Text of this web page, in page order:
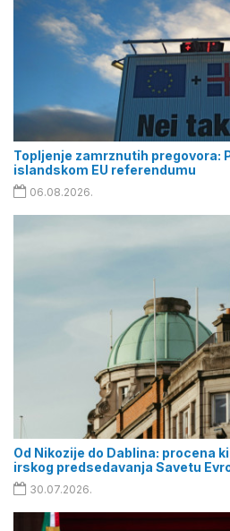
Topljenje zamrznutih pregovora:
islandskom EU referendumu
06.08.2026.
Od Nikozije do Dablina: procena
irskog predsedavanja Savetu
30.07.2026.